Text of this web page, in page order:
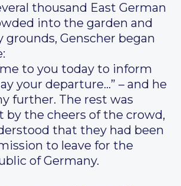
thousand East German
into the garden and
grounds, Genscher began
to you today to inform
your departure…” – and he
further. The rest was
by the cheers of the crowd,
that they had been
to leave for the
of Germany.